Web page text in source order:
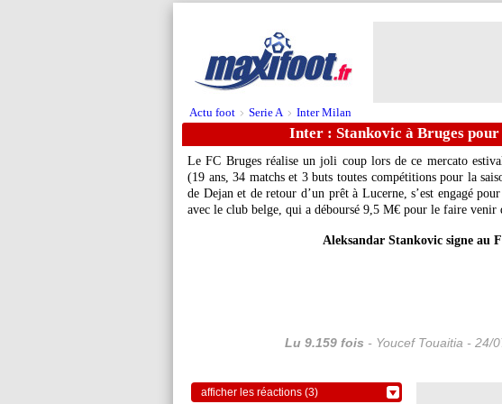
Actu foot > Serie A > Inter Milan
Inter : Stankovic à Bruges
Le FC Bruges réalise un joli coup lors de ce mercato
(19 ans, 34 matchs et 3 buts toutes compétitions pour la
de Dejan et de retour d’un prêt à Lucerne, s’est engagé
avec le club belge, qui a déboursé 9,5 M€ pour le faire venir
Aleksandar Stankovic signe au
Lu 9.159 fois - Youcef Touaitia - 24/
afficher les réactions (3)